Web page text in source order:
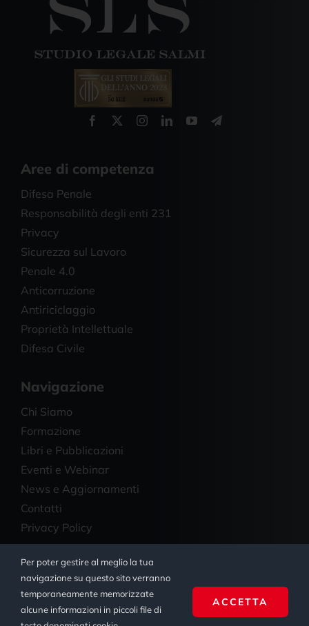
Aree di competenza
Difesa Penale
Responsabilità degli enti 231
Privacy
Sicurezza sul Lavoro
Penale 4.0
Anticorruzione
Antiriciclaggio
Proprietà Intellettuale
Difesa Civile
Navigazione
Chi Siamo
Formazione
Libri e Pubblicazioni
Eventi e Webinar
News e Aggiornamenti
Contatti
Privacy Policy
© Copyright 2023 - 2026 | Studio Legale Salmi | All
Rights Reserved | Powered by
Ienki Digital Agency
Per poter gestire al meglio la tua
navigazione su questo sito verranno
temporaneamente memorizzate
alcune informazioni in piccoli file di
ACCETTA